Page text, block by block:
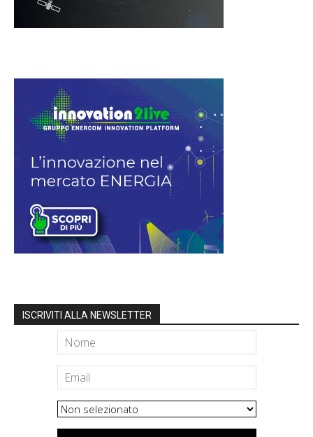
ISCRIVITI ALLA NEWSLETTER